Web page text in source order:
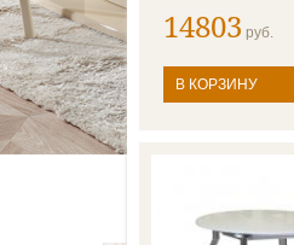
14803 руб.
В КОРЗИНУ